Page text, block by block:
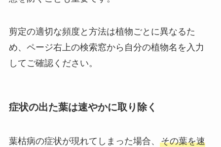
剪定の適切な頻度と方法は植物ごとに異なるた
め、ページ右上の検索窓から自分の植物名を入力
してご確認ください。
症状の出た葉は速やかに取り除く
葉枯病の症状が現れてしまった場合、 その葉を速